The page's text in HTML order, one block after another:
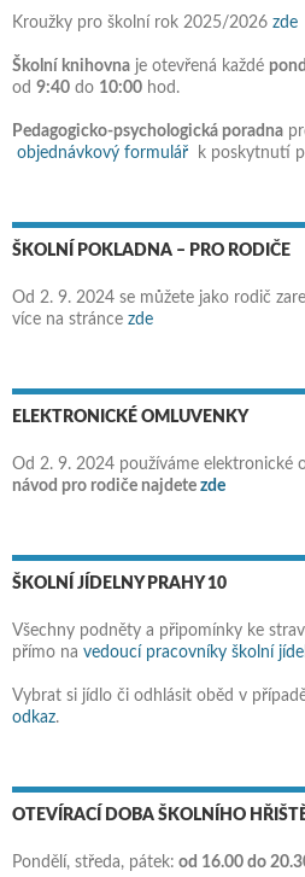
Kroužky pro školní rok 2025/2026 zde
Školní knihovna je otevřená každé
od 9:40 do 10:00 hod.
Pedagogicko-psychologická poradna
objednávkový formulář k poskytnutí
ŠKOLNÍ POKLADNA – PRO RODIČE
Od 2. 9. 2024 se můžete jako rodič
více na stránce zde
ELEKTRONICKÉ OMLUVENKY
Od 2. 9. 2024 používáme elektronické
návod pro rodiče najdete zde
ŠKOLNÍ JÍDELNY PRAHY 10
Všechny podněty a připomínky ke
přímo na vedoucí pracovníky školní
Vybrat si jídlo či odhlásit oběd v
odkaz.
OTEVÍRACÍ DOBA ŠKOLNÍHO
Pondělí, středa, pátek: od 16.00 do